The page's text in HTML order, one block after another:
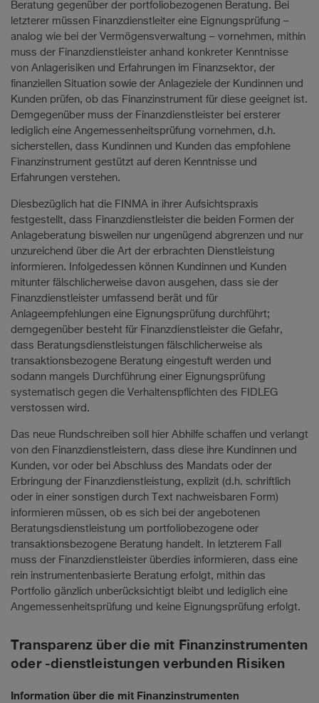
Beratung gegenüber der portfoliobezogenen Beratung. Bei
letzterer müssen Finanzdienstleiter eine Eignungsprüfung –
analog wie bei der Vermögensverwaltung – vornehmen, mithin
muss der Finanzdienstleister anhand konkreter Kenntnisse
von Anlagerisiken und Erfahrungen im Finanzsektor, der
finanziellen Situation sowie der Anlageziele der Kundinnen und
Kunden prüfen, ob das Finanzinstrument für diese geeignet ist.
Demgegenüber muss der Finanzdienstleister bei ersterer
lediglich eine Angemessenheitsprüfung vornehmen, d.h.
sicherstellen, dass Kundinnen und Kunden das empfohlene
Finanzinstrument gestützt auf deren Kenntnisse und
Erfahrungen verstehen.
Diesbezüglich hat die FINMA in ihrer Aufsichtspraxis
festgestellt, dass Finanzdienstleister die beiden Formen der
Anlageberatung bisweilen nur ungenügend abgrenzen und nur
unzureichend über die Art der erbrachten Dienstleistung
informieren. Infolgedessen können Kundinnen und Kunden
mitunter fälschlicherweise davon ausgehen, dass sie der
Finanzdienstleister umfassend berät und für
Anlageempfehlungen eine Eignungsprüfung durchführt;
demgegenüber besteht für Finanzdienstleister die Gefahr,
dass Beratungsdienstleistungen fälschlicherweise als
transaktionsbezogene Beratung eingestuft werden und
sodann mangels Durchführung einer Eignungsprüfung
systematisch gegen die Verhaltenspflichten des FIDLEG
verstossen wird.
Das neue Rundschreiben soll hier Abhilfe schaffen und verlangt
von den Finanzdienstleistern, dass diese ihre Kundinnen und
Kunden, vor oder bei Abschluss des Mandats oder der
Erbringung der Finanzdienstleistung, explizit (d.h. schriftlich
oder in einer sonstigen durch Text nachweisbaren Form)
informieren müssen, ob es sich bei der angebotenen
Beratungsdienstleistung um portfoliobezogene oder
transaktionsbezogene Beratung handelt. In letzterem Fall
muss der Finanzdienstleister überdies informieren, dass eine
rein instrumentenbasierte Beratung erfolgt, mithin das
Portfolio gänzlich unberücksichtigt bleibt und lediglich eine
Angemessenheitsprüfung und keine Eignungsprüfung erfolgt.
Transparenz über die mit Finanzinstrumenten
oder -dienstleistungen verbunden Risiken
Information über die mit Finanzinstrumenten